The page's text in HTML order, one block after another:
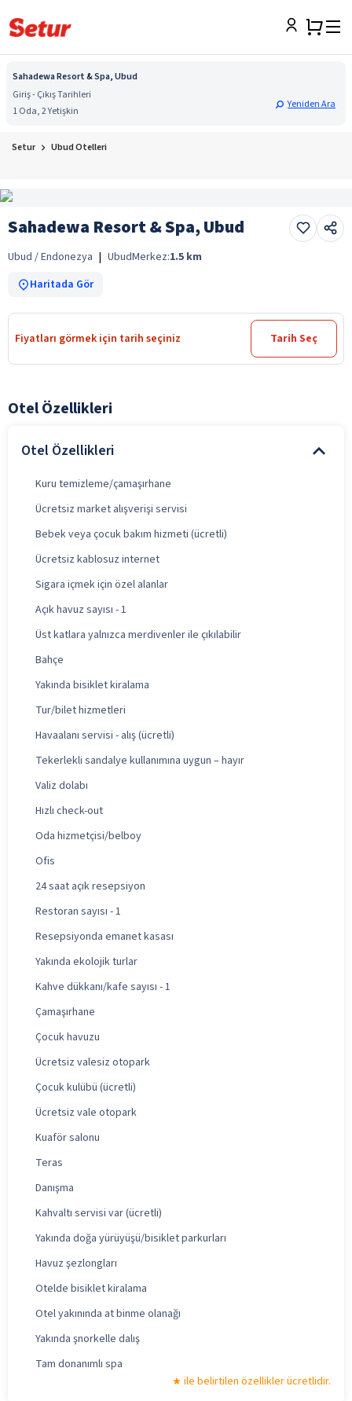
Sahadewa Resort & Spa, Ubud
Giriş - Çıkış Tarihleri
1 Oda, 2 Yetişkin
Yeniden Ara
Setur Ubud Otelleri
Sahadewa Resort & Spa, Ubud
Ubud / Endonezya | UbudMerkez:1.5 km
Haritada Gör
Fiyatları görmek için tarih seçiniz Tarih Seç
Otel Özellikleri
Otel Özellikleri
Kuru temizleme/çamaşırhane
Ücretsiz market alışverişi servisi
Bebek veya çocuk bakım hizmeti (ücretli)
Ücretsiz kablosuz internet
Sigara içmek için özel alanlar
Açık havuz sayısı - 1
Üst katlara yalnızca merdivenler ile çıkılabilir
Bahçe
Yakında bisiklet kiralama
Tur/bilet hizmetleri
Havaalanı servisi - alış (ücretli)
Tekerlekli sandalye kullanımına uygun – hayır
Valiz dolabı
Hızlı check-out
Oda hizmetçisi/belboy
Ofis
24 saat açık resepsiyon
Restoran sayısı - 1
Resepsiyonda emanet kasası
Yakında ekolojik turlar
Kahve dükkanı/kafe sayısı - 1
Çamaşırhane
Çocuk havuzu
Ücretsiz valesiz otopark
Çocuk kulübü (ücretli)
Ücretsiz vale otopark
Kuaför salonu
Teras
Danışma
Kahvaltı servisi var (ücretli)
Yakında doğa yürüyüşü/bisiklet parkurları
Havuz şezlongları
Otelde bisiklet kiralama
Otel yakınında at binme olanağı
Yakında şnorkelle dalış
Tam donanımlı spa
ile belirtilen özellikler ücretlidir.